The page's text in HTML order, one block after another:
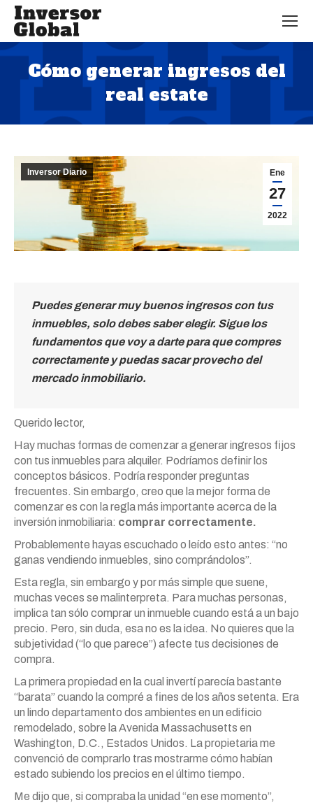
Cómo generar ingresos del
real estate
Estás aquí:
Ene
27
2022
Inversor Diario
Puedes generar muy buenos ingresos con tus
inmuebles, solo debes saber elegir. Sigue los
fundamentos que voy a darte para que compres
correctamente y puedas sacar provecho del
mercado inmobiliario.
Querido lector,
Hay muchas formas de comenzar a generar ingresos fijos
con tus inmuebles para alquiler. Podríamos definir los
conceptos básicos. Podría responder preguntas
frecuentes. Sin embargo, creo que la mejor forma de
comenzar es con la regla más importante acerca de la
inversión inmobiliaria: comprar correctamente.
Probablemente hayas escuchado o leído esto antes: “no
ganas vendiendo inmuebles, sino comprándolos”.
Esta regla, sin embargo y por más simple que suene,
muchas veces se malinterpreta. Para muchas personas,
implica tan sólo comprar un inmueble cuando está a un bajo
precio. Pero, sin duda, esa no es la idea. No quieres que la
subjetividad (“lo que parece”) afecte tus decisiones de
compra.
La primera propiedad en la cual invertí parecía bastante
“barata” cuando la compré a fines de los años setenta. Era
un lindo departamento dos ambientes en un edificio
remodelado, sobre la Avenida Massachusetts en
Washington, D.C., Estados Unidos. La propietaria me
convenció de comprarlo tras mostrarme cómo habían
estado subiendo los precios en el último tiempo.
Me dijo que, si compraba la unidad “en ese momento”,